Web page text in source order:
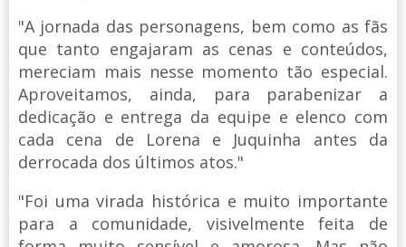
"A jornada das personagens, bem como as fãs
que tanto engajaram as cenas e conteúdos,
mereciam mais nesse momento tão especial.
Aproveitamos, ainda, para parabenizar a
dedicação e entrega da equipe e elenco com
cada cena de Lorena e Juquinha antes da
derrocada dos últimos atos."
"Foi uma virada histórica e muito importante
para a comunidade, visivelmente feita de